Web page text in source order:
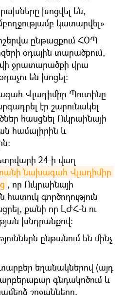
խոցվել են,
կատարվել»
ընթացքում ՀՕՊ
օդային տարածքում,
ջրատարածքի վրա
են խոցել։
Վլադիմիր Պուտինը
էր շարունակել
հասցնել Ուկրաինայի
համալիրին և
24-ի վաղ
նախագահ Վլադիմիր
, որ Ուկրաինայի
գործողություն
քանի որ ԼԺՀ-ն ու
խնդրանքով։
ընթանում են մինչ
եղանակներով (այդ
գնդակոծում և
շրջանները,